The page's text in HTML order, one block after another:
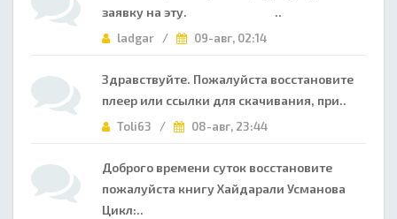
заявку на эту. ..
ladgar / 09-авг, 02:14
Здравствуйте. Пожалуйста восстановите
плеер или ссылки для скачивания, при..
Toli63 / 08-авг, 23:44
Доброго времени суток восстановите
пожалуйста книгу Хайдарали Усманова
Цикл:..